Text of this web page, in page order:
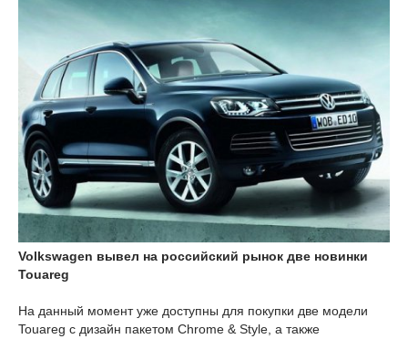
Volkswagen вывел на российский рынок две новинки
Touareg
На данный момент уже доступны для покупки две модели
Touareg с дизайн пакетом Chrome & Style, а также